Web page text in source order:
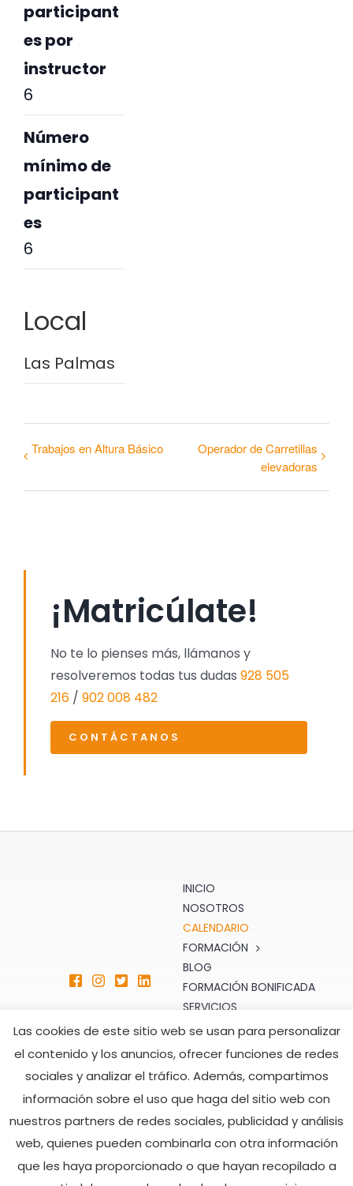
participant
es por
instructor
6
Número
mínimo de
participant
es
6
Local
Las Palmas
Trabajos en Altura Básico
Operador de Carretillas
elevadoras
¡Matricúlate!
No te lo pienses más, llámanos y
resolveremos todas tus dudas 928 505
216/ 902 008 482
CONTÁCTANOS
INICIO
NOSOTROS
CALENDARIO
FORMACIÓN
BLOG
FORMACIÓN BONIFICADA
SERVICIOS
TIENDA
CONTACTO
ATENCIÓN AL CLIENTE
formacion@seprom.es
902 008 482
928 505 216
HORARIO DE ATENCIÓN
TELEFÓNICA
Lunes a Viernes
De 7:00h a 15:00h
Las cookies de este sitio web se usan para personalizar
el contenido y los anuncios, ofrecer funciones de redes
sociales y analizar el tráfico. Además, compartimos
información sobre el uso que haga del sitio web con
nuestros partners de redes sociales, publicidad y análisis
web, quienes pueden combinarla con otra información
que les haya proporcionado o que hayan recopilado a